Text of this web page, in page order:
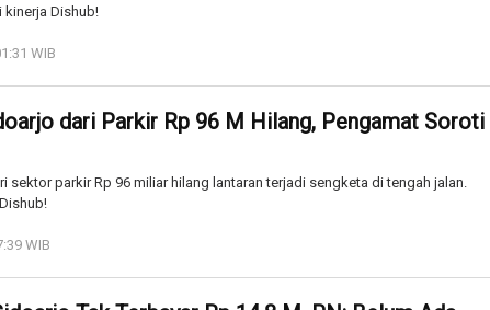
Dishub!
WIB
dari Parkir Rp 96 M Hilang, Pengamat Soroti
sektor parkir Rp 96 miliar hilang lantaran terjadi sengketa di tengah jalan.
WIB